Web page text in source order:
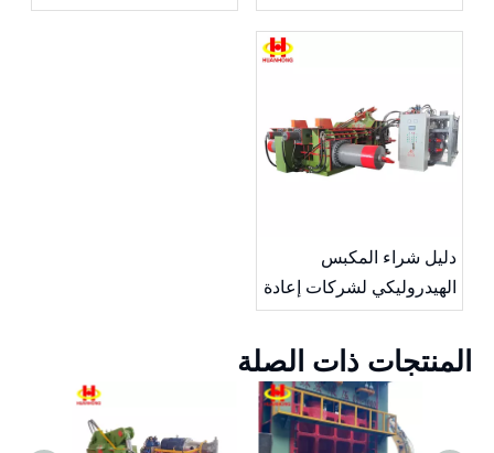
النيجيرية
دليل شراء المكبس
الهيدروليكي لشركات إعادة
التدوير الكويتية
المنتجات ذات الصلة